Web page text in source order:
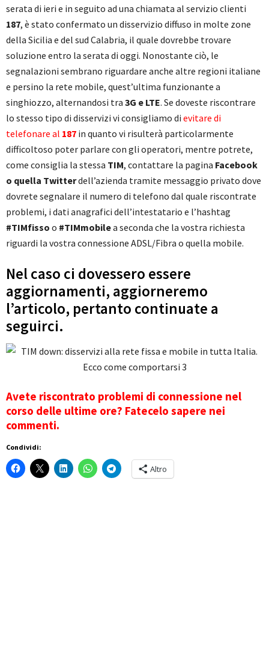
serata di ieri e in seguito ad una chiamata al servizio clienti
187, è stato confermato un disservizio diffuso in molte zone
della Sicilia e del sud Calabria, il quale dovrebbe trovare
soluzione entro la serata di oggi. Nonostante ciò, le
segnalazioni sembrano riguardare anche altre regioni italiane
e persino la rete mobile, quest’ultima funzionante a
singhiozzo, alternandosi tra 3G e LTE. Se doveste riscontrare
lo stesso tipo di disservizi vi consigliamo di evitare di
telefonare al 187 in quanto vi risulterà particolarmente
difficoltoso poter parlare con gli operatori, mentre potrete,
come consiglia la stessa TIM, contattare la pagina Facebook
o quella Twitterdell’azienda tramite messaggio privato dove
dovrete segnalare il numero di telefono dal quale riscontrate
problemi, i dati anagrafici dell’intestatario e l’hashtag
#TIMfisso o #TIMmobilea seconda che la vostra richiesta
riguardi la vostra connessione ADSL/Fibra o quella mobile.
Nel caso ci dovessero essere
aggiornamenti, aggiorneremo
l’articolo, pertanto continuate a
seguirci.
Avete riscontrato problemi di connessione nel
corso delle ultime ore? Fatecelo sapere nei
commenti.
Condividi:
Altro